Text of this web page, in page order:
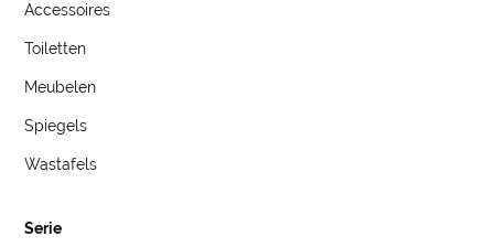
Accessoires
Toiletten
Meubelen
Spiegels
Wastafels
Serie